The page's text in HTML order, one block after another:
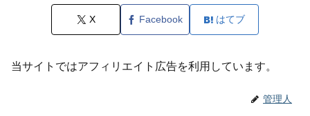
X Facebook はてブ
当サイトではアフィリエイト広告を利用しています。
管理人